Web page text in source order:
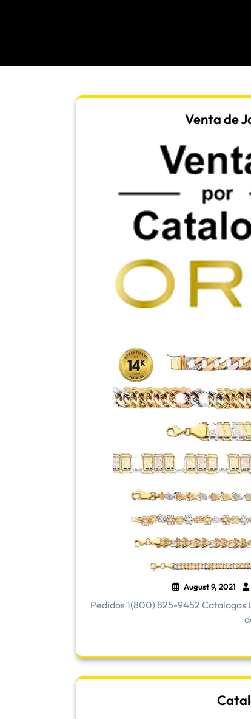
Venta de
August 9, 2021
Pedidos 1(800) 825-9452 Catalogos